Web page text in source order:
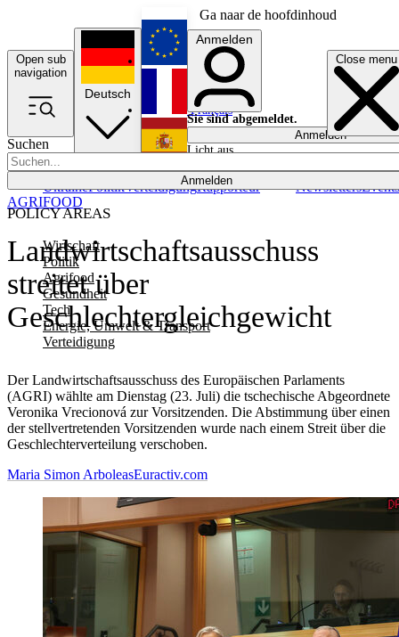
Ga naar de hoofdinhoud
Open sub
navigation
Close menu
Suchen
Anmelden
POLICY AREAS
Wirtschaft
Politik
Agrifood
Gesundheit
Tech
Energie, Umwelt & Transport
Verteidigung
UkrainePolitikVerteidigungRapporteur NewslettersEvents
Deutsch
English
Français
Anmelden
Sie sind abgemeldet.
Anmelden
Licht aus
Landwirtschaftsausschuss
streitet über
Geschlechtergleichgewicht
Der Landwirtschaftsausschuss des Europäischen Parlaments
(AGRI) wählte am Dienstag (23. Juli) die tschechische Abgeordnete
Veronika Vrecionová zur Vorsitzenden. Die Abstimmung über einen
der stellvertretenden Vorsitzenden wurde nach einem Streit über die
Geschlechterverteilung verschoben.
AGRIFOOD
Maria Simon ArboleasEuractiv.com